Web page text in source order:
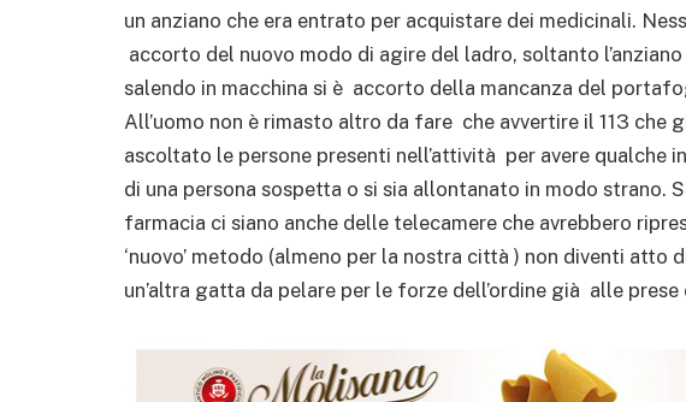
un anziano che era entrato per acquistare dei medicinali.
accorto del nuovo modo di agire del ladro, soltanto
salendo in macchina si è accorto della mancanza del
All’uomo non è rimasto altro da fare che avvertire il 113 che
ascoltato le persone presenti nell’attività per avere qualche
di una persona sospetta o si sia allontanato in modo strano.
farmacia ci siano anche delle telecamere che avrebbero
‘nuovo’ metodo (almeno per la nostra città ) non diventi atto
un’altra gatta da pelare per le forze dell’ordine già alle